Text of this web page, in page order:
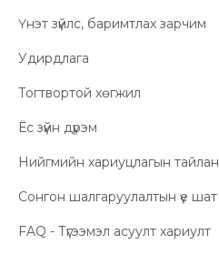
Үнэт зүйлс, баримтлах зарчим
Удирдлага
Тогтвортой хөгжил
Ёс зүйн дүрэм
Нийгмийн хариуцлагын тайлан
Сонгон шалгаруулалтын үе шат
FAQ - Түгээмэл асуулт хариулт